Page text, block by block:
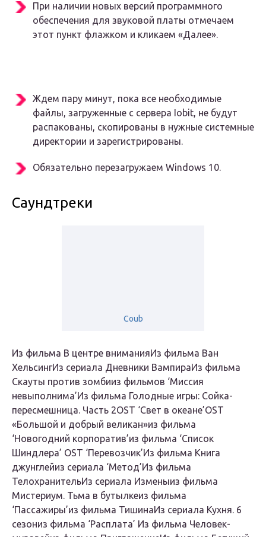
При наличии новых версий программного
обеспечения для звуковой платы отмечаем
этот пункт флажком и кликаем «Далее».
Ждем пару минут, пока все необходимые
файлы, загруженные с сервера Iobit, не будут
распакованы, скопированы в нужные системные
директории и зарегистрированы.
Обязательно перезагружаем Windows 10.
Саундтреки
Coub
Из фильма В центре вниманияИз фильма Ван
ХельсингИз сериала Дневники ВампираИз фильма
Скауты против зомбииз фильмов ‘Миссия
невыполнима’Из фильма Голодные игры: Сойка-
пересмешница. Часть 2OST ‘Свет в океане’OST
«Большой и добрый великан»из фильма
‘Новогодний корпоратив’из фильма ‘Список
Шиндлера’ OST ‘Перевозчик’Из фильма Книга
джунглейиз сериала ‘Метод’Из фильма
ТелохранительИз сериала Изменыиз фильма
Мистериум. Тьма в бутылкеиз фильма
‘Пассажиры’из фильма ТишинаИз сериала Кухня. 6
сезониз фильма ‘Расплата’ Из фильма Человек-